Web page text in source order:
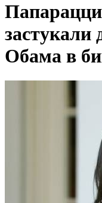
застукали
Обама в